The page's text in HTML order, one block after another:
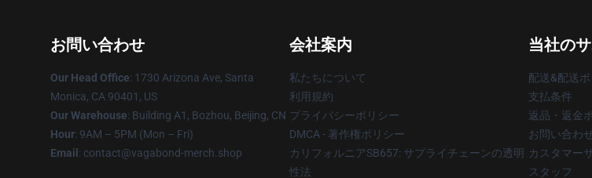
お問い合わせ
Our Head Office: 1730 Arizona Ave, Santa
Monica, CA 90401, US
Our Warehouse: Building A1, Bozhou, Beijing, CN
Hour: 9AM – 5PM (Mon – Fri)
Email : contact@vagabond-merch.shop
会社案内
私たちについて
利用規約
プライバシーポリシー
DMCA - 著作権ポリシー
カリフォルニアSB657: サプライチェーンの透明
性法
当社の
配送&配送
支払条件
返品・返金
お問い合わ
カスタマー
スタッフ